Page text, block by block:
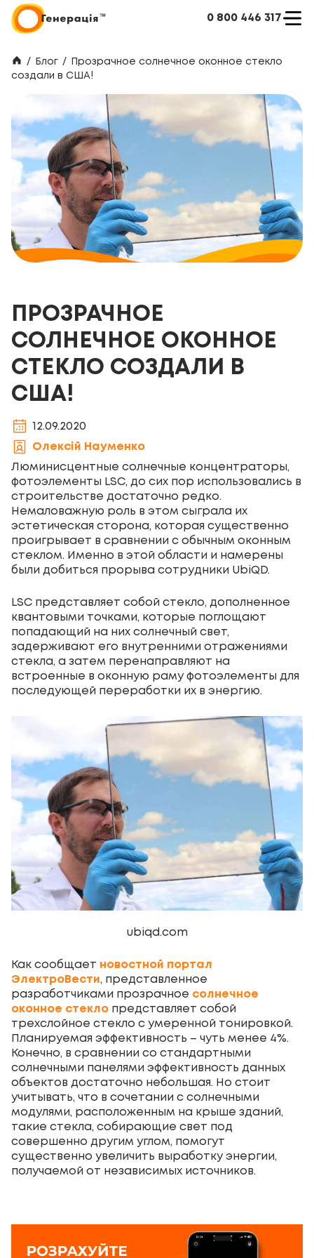
0 800 446 317
/ Блог /
Прозрачное солнечное оконное стекло
создали в США!
ПРОЗРАЧНОЕ
СОЛНЕЧНОЕ ОКОННОЕ
СТЕКЛО СОЗДАЛИ В
США!
12.09.2020
Олексій Науменко
Люминисцентные солнечные концентраторы,
фотоэлементы LSC, до сих пор использовались в
строительстве достаточно редко.
Немаловажную роль в этом сыграла их
эстетическая сторона, которая существенно
проигрывает в сравнении с обычным оконным
стеклом. Именно в этой области и намерены
были добиться прорыва сотрудники UbiQD.
LSC представляет собой стекло, дополненное
квантовыми точками, которые поглощают
попадающий на них солнечный свет,
задерживают его внутренними отражениями
стекла, а затем перенаправляют на
встроенные в оконную раму фотоэлементы для
последующей переработки их в энергию.
ubiqd.com
Как сообщает новостной портал
ЭлектроВести, представленное
разработчиками прозрачное солнечное
оконное стекло представляет собой
трехслойное стекло с умеренной тонировкой.
Планируемая эффективность – чуть менее 4%.
Конечно, в сравнении со стандартными
солнечными панелями эффективность данных
объектов достаточно небольшая. Но стоит
учитывать, что в сочетании с солнечными
модулями, расположенным на крыше зданий,
такие стекла, собирающие свет под
совершенно другим углом, помогут
существенно увеличить выработку энергии,
получаемой от независимых источников.